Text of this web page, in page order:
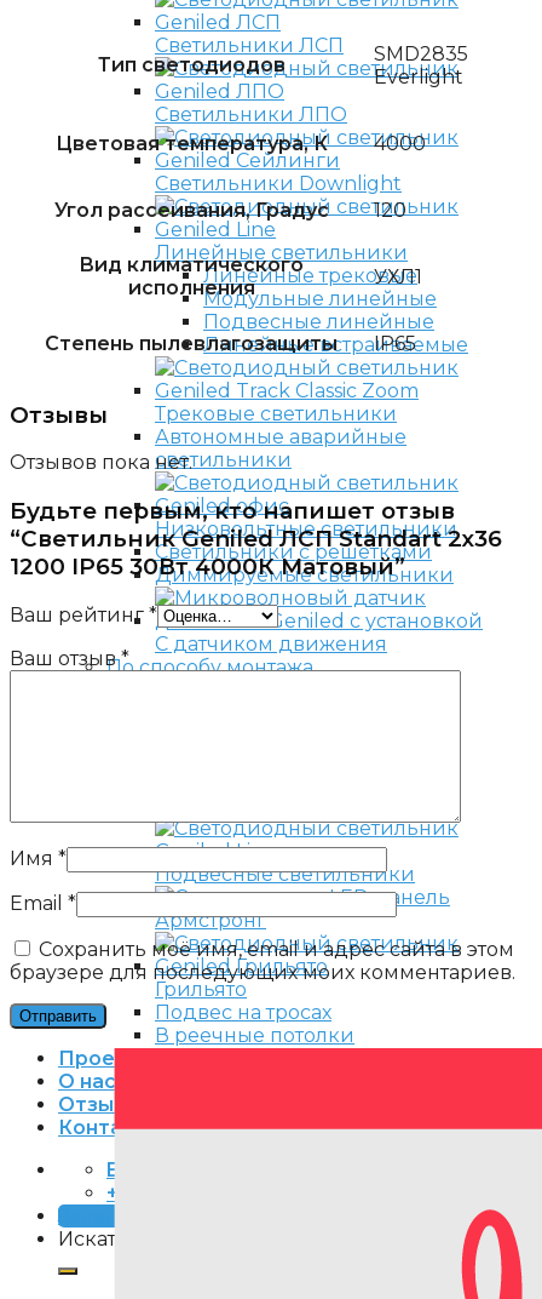
Светильники ЛСП
Светильники ЛПО
Светильники Downlight
Линейные светильники
Линейные трековые
Модульные линейные
Подвесные линейные
Линейные встраиваемые
Трековые светильники
Автономные аварийные
светильники
Низковольтные светильники
Светильники с решетками
Диммируемые светильники
С датчиком движения
По способу монтажа
Подвесные светильники
Армстронг
Грильято
Подвес на тросах
В реечные потолки
Проекты
О нас
Отзывы
Контакты
Email
+7 (495) 240-85-53
Заявка
Искать:
Тип светодиодов
SMD2835
Everlight
Цветовая температура, К 4000
Угол рассеивания, Градус 120
Вид климатического
исполнения
УХЛ1
Степень пылевлагозащиты IP65
Отзывы
Отзывов пока нет.
Будьте первым, кто напишет отзыв
“Светильник Geniled ЛСП Standart 2х36
1200 IP65 30Вт 4000К Матовый”
Ваш рейтинг *
Ваш отзыв*
Имя *
Email *
Сохранить моё имя, email и адрес сайта в этом
браузере для последующих моих комментариев.